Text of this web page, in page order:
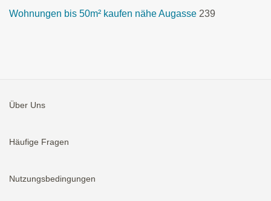
Wohnungen bis 50m² kaufen nähe Augasse 239
Über Uns
Häufige Fragen
Nutzungsbedingungen